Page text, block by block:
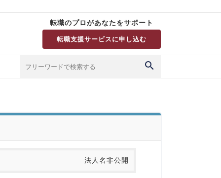
転職のプロがあなたをサポート
転職支援サービスに申し込む
法人名非公開